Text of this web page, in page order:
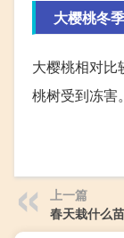
大樱桃冬
大樱桃相对
桃树受到冻害。
上一篇
春天栽什么